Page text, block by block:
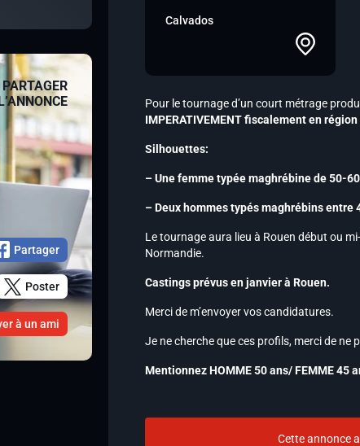
PARTAGER
Partager
Poster
à un ami
Calvados
Pour le tournage d’un court métrage
IMPERATIVEMENT fiscalement en
Silhouettes:
– Une femme typée maghrébine de 50-
– Deux hommes typés maghrébins entre
Le tournage aura lieu à Rouen début ou
Normandie.
Castings prévus en janvier à Rouen.
Merci de m’envoyer vos candidatures.
Je ne cherche que ces profils, merci de ne
Mentionnez HOMME 50 ans/ FEMME 45
Cette annonce